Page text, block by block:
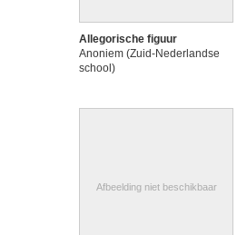
Allegorische figuur
Anoniem (Zuid-Nederlandse
school)
Afbeelding niet beschikbaar